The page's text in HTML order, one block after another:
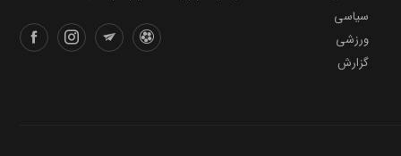
سیاسی
ورزشی
گزارش